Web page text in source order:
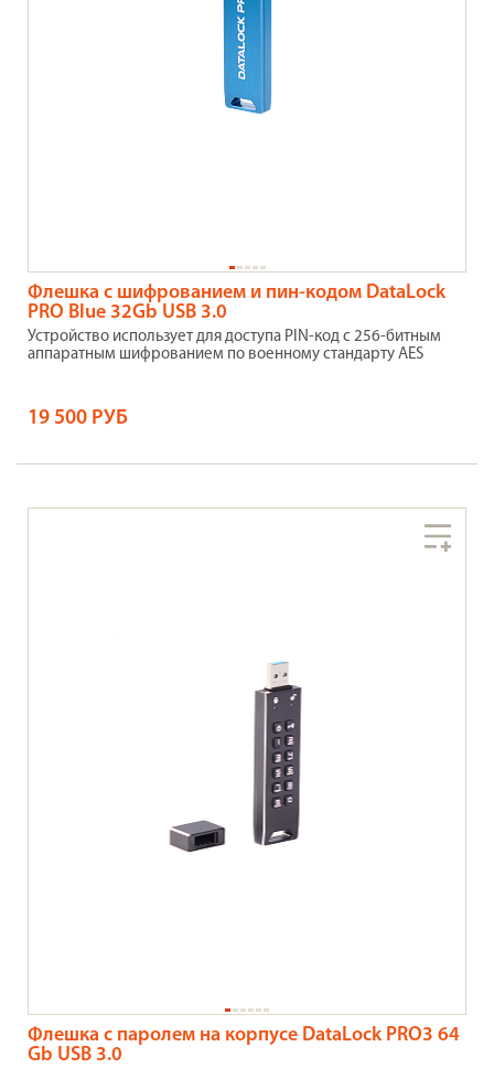
Флешка с шифрованием и пин-кодом DataLock
PRO Blue 32Gb USB 3.0
Устройство использует для доступа PIN-код с 256-битным
аппаратным шифрованием по военному стандарту AES
19 500 РУБ
Флешка с паролем на корпусе DataLock PRO3 64
Gb USB 3.0